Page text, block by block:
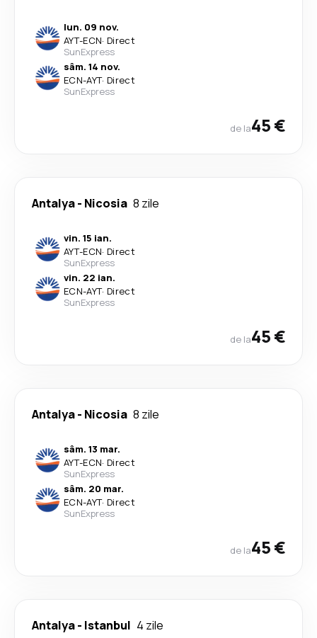
lun. 09 nov.
AYT-ECN· Direct
SunExpress
sâm. 14 nov.
ECN-AYT· Direct
SunExpress
de la45 €
Antalya- Nicosia 8 zile
vin. 15 ian.
AYT-ECN· Direct
SunExpress
vin. 22 ian.
ECN-AYT· Direct
SunExpress
de la45 €
Antalya- Nicosia 8 zile
sâm. 13 mar.
AYT-ECN· Direct
SunExpress
sâm. 20 mar.
ECN-AYT· Direct
SunExpress
de la45 €
Antalya- Istanbul 4 zile